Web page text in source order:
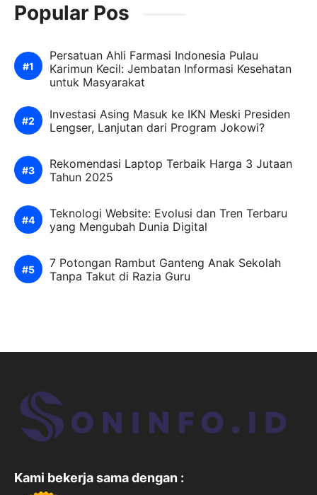
Popular Pos
Persatuan Ahli Farmasi Indonesia Pulau
Karimun Kecil: Jembatan Informasi Kesehatan
untuk Masyarakat
Investasi Asing Masuk ke IKN Meski Presiden
Lengser, Lanjutan dari Program Jokowi?
Rekomendasi Laptop Terbaik Harga 3 Jutaan
Tahun 2025
Teknologi Website: Evolusi dan Tren Terbaru
yang Mengubah Dunia Digital
7 Potongan Rambut Ganteng Anak Sekolah
Tanpa Takut di Razia Guru
Kami bekerja sama dengan :